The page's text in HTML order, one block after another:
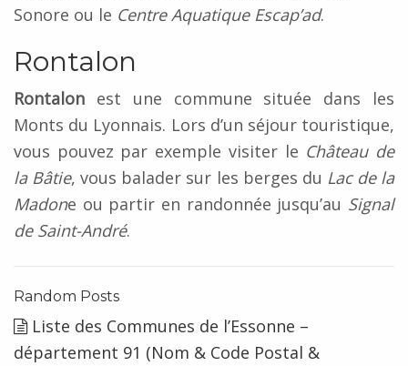
Sonore ou le Centre Aquatique Escap’ad.
Rontalon
Rontalon est une commune située dans les
Monts du Lyonnais. Lors d’un séjour touristique,
vous pouvez par exemple visiter le Château de
la Bâtie, vous balader sur les berges du Lac de la
Madone ou partir en randonnée jusqu’au Signal
de Saint-André.
Random Posts
Liste des Communes de l’Essonne –
département 91 (Nom & Code Postal &